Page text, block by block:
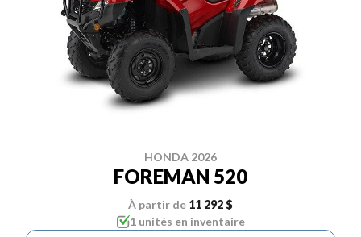
HONDA 2026
FOREMAN 520
À partir de 11 292 $
1 unités en inventaire